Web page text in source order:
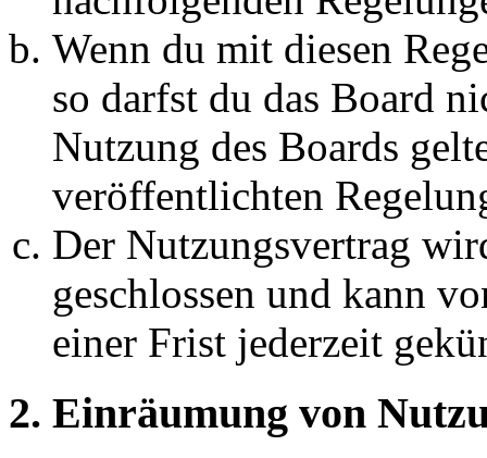
Wenn du mit diesen
so darfst du das Board
Nutzung des Boards
veröffentlichten
Der Nutzungsvertrag
geschlossen und kann
einer Frist jederzeit
2. Einräumung von